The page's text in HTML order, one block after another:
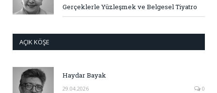
Gerçeklerle Yüzleşmek ve Belgesel Tiyatro
AÇIK KÖŞE
Haydar Bayak
29.04.2026 0